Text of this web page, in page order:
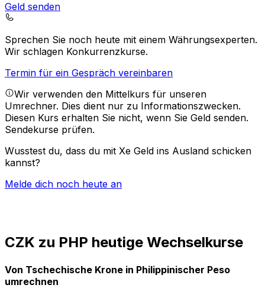
Geld senden
Sprechen Sie noch heute mit einem Währungsexperten.
Wir schlagen Konkurrenzkurse.
Termin für ein Gespräch vereinbaren
Wir verwenden den Mittelkurs für unseren
Umrechner. Dies dient nur zu Informationszwecken.
Diesen Kurs erhalten Sie nicht, wenn Sie Geld senden.
Sendekurse prüfen.
Wusstest du, dass du mit Xe Geld ins Ausland schicken
kannst?
Melde dich noch heute an
CZK zu PHP heutige Wechselkurse
Von Tschechische Krone in Philippinischer Peso
umrechnen